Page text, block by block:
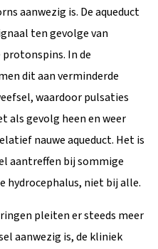
aanwezig is. De aqueduct
ten gevolge van
protonspins. In de
dit aan verminderde
waardoor pulsaties
als gevolg heen en weer
nauwe aqueduct. Het is
aantreffen bij sommige
hydrocephalus, niet bij alle.
pleiten er steeds meer
aanwezig is, de kliniek